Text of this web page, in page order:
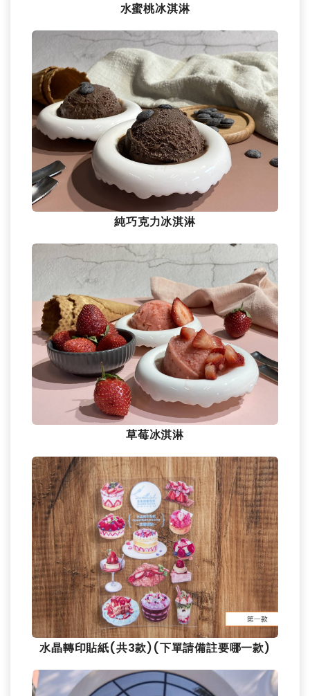
水蜜桃冰淇淋
純巧克力冰淇淋
草莓冰淇淋
水晶轉印貼紙(共3款)(下單請備註要哪一款)